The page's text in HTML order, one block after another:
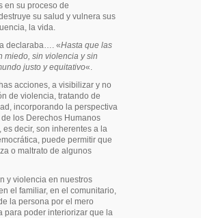
en su proceso de
su salud y vulnera sus
la vida.
declaraba…. «Hasta que las
miedo, sin violencia y sin
undo justo y equitativo«.
acciones, a visibilizar y no
de violencia, tratando de
incorporando la perspectiva
los Derechos Humanos
decir, son inherentes a la
puede permitir que
o maltrato de algunos
y violencia en nuestros
el familiar, en el comunitario,
la persona por el mero
para poder interiorizar que la